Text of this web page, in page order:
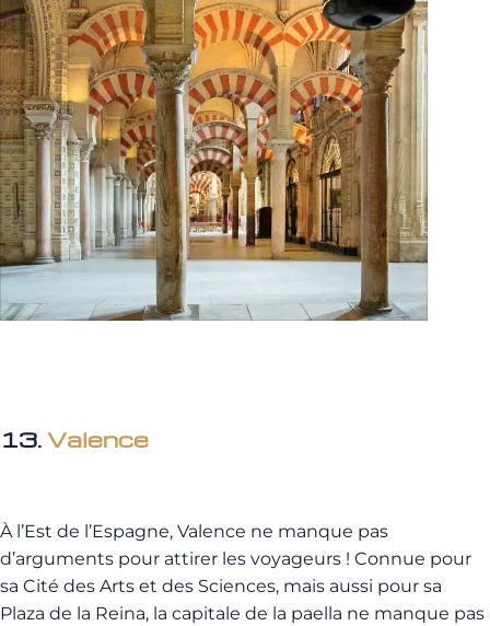
13.Valence
À l’Est de l’Espagne, Valence ne manque pas
d’arguments pour attirer les voyageurs ! Connue pour
sa Cité des Arts et des Sciences, mais aussi pour sa
Plaza de la Reina, la capitale de la paella ne manque pas